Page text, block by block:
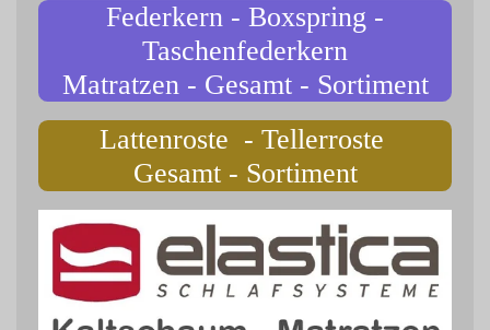
Federkern - Boxspring -
Taschenfederkern
Matratzen - Gesamt - Sortiment
Lattenroste - Tellerroste
Gesamt - Sortiment